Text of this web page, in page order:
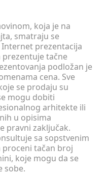
koja je na
smatraju se
prezentacija
prezentuje tačne
podložan je
cena. Sve
se prodaju su
mogu dobiti
arhitekte ili
u opisima
pravni zaključak.
sa sopstvenim
tačan broj
koje mogu da se
sobe.